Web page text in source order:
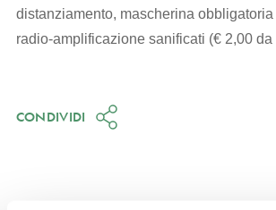
distanziamento, mascherina
radio-amplificazione sanificati (€ 2,00
CONDIVIDI